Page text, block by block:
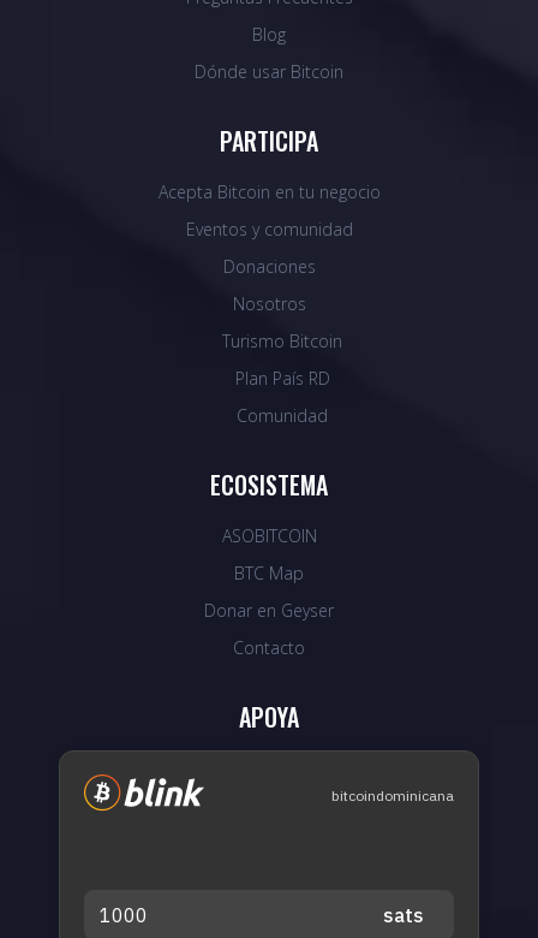
Blog
Dónde usar Bitcoin
PARTICIPA
Acepta Bitcoin en tu negocio
Eventos y comunidad
Donaciones
Nosotros
Turismo Bitcoin
Plan País RD
Comunidad
ECOSISTEMA
ASOBITCOIN
BTC Map
Donar en Geyser
Contacto
APOYA
bitcoindominicana